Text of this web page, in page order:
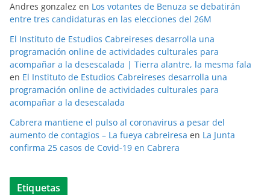
Andres gonzalez en Los votantes de Benuza se debatirán
entre tres candidaturas en las elecciones del 26M
El Instituto de Estudios Cabreireses desarrolla una
programación online de actividades culturales para
acompañar a la desescalada | Tierra alantre, la mesma fala
en El Instituto de Estudios Cabreireses desarrolla una
programación online de actividades culturales para
acompañar a la desescalada
Cabrera mantiene el pulso al coronavirus a pesar del
aumento de contagios – La fueya cabreiresa en La Junta
confirma 25 casos de Covid-19 en Cabrera
Etiquetas